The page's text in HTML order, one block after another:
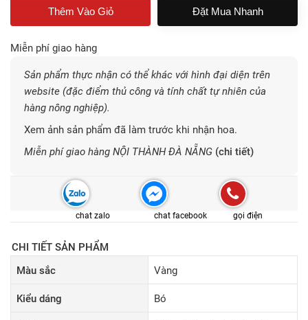
Đặt Mua Nhanh
Miễn phí giao hàng
Sản phẩm thực nhận có thể khác với hình đại diện trên
website (đặc điểm thủ công và tính chất tự nhiên của
hàng nông nghiệp).
Xem ảnh sản phẩm đã làm trước khi nhận hoa.
Miễn phí giao hàng NỘI THÀNH ĐÀ NẴNG (chi tiết)
chat zalo chat facebook gọi điện
CHI TIẾT SẢN PHẨM
Màu sắc
Vàng
Kiểu dáng Bó